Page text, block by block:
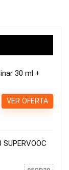
30 ml +
VER OFERTA